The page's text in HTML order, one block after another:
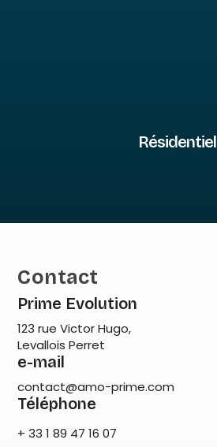
Résidentiel
Contact
Prime Evolution
123 rue Victor Hugo,
Levallois Perret
e-mail
contact@amo-prime.com
Téléphone
+ 33 1 89 47 16 07